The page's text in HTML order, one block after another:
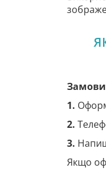
1.
2.
3.
Якщо